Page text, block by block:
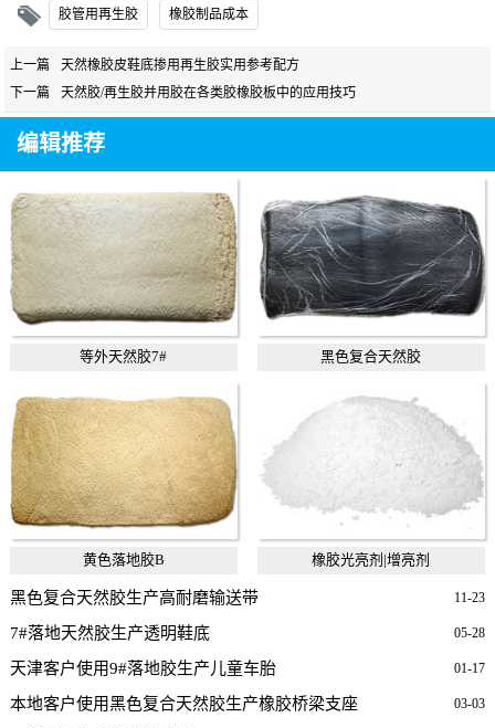
胶管用再生胶 橡胶制品成本
上一篇
天然橡胶皮鞋底掺用再生胶实用参考配方
下一篇
天然胶/再生胶并用胶在各类胶橡胶板中的应用技巧
编辑推荐
等外天然胶7# 黑色复合天然胶
黄色落地胶B 橡胶光亮剂|增亮剂
11-23
黑色复合天然胶生产高耐磨输送带
05-28
7#落地天然胶生产透明鞋底
01-17
天津客户使用9#落地胶生产儿童车胎
03-03
本地客户使用黑色复合天然胶生产橡胶桥梁支座